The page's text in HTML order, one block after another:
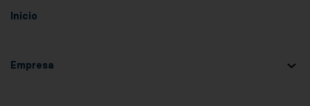
Inicio
Empresa